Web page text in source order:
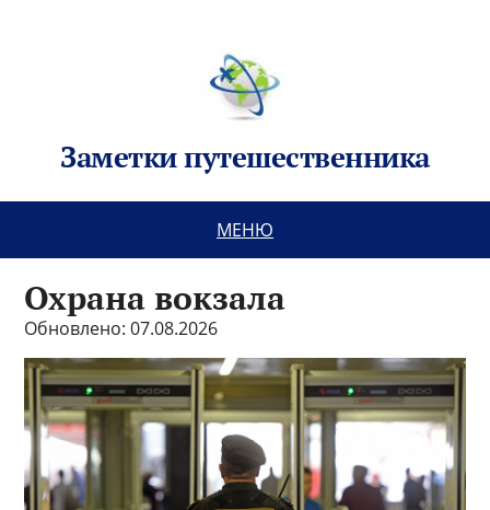
Заметки путешественника
МЕНЮ
Охрана вокзала
Обновлено: 07.08.2026